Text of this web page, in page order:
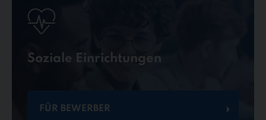
Soziale Einrichtungen
FÜR BEWERBER